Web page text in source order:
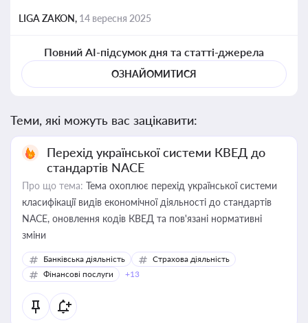
LIGA ZAKON, 14 вересня 2025
Повний AI-підсумок дня та статті-джерела
ОЗНАЙОМИТИСЯ
Теми, які можуть вас зацікавити:
Перехід української системи КВЕД до
стандартів NACE
Про що тема: Тема охоплює перехід української системи
класифікації видів економічної діяльності до стандартів
NACE, оновлення кодів КВЕД та пов'язані нормативні
зміни
Банківська діяльність
Страхова діяльність
Фінансові послуги
+13